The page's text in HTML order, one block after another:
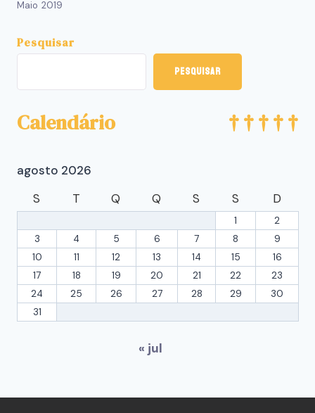
Maio 2019
Pesquisar
Pesquisar
Calendário
agosto 2026
S
T Q Q S S D
1
2
3
4 5 6 7 8
9
10
11 12 13 14 15
16
17
18 19 20 21 22
23
24
25 26 27 28 29
30
31
« jul